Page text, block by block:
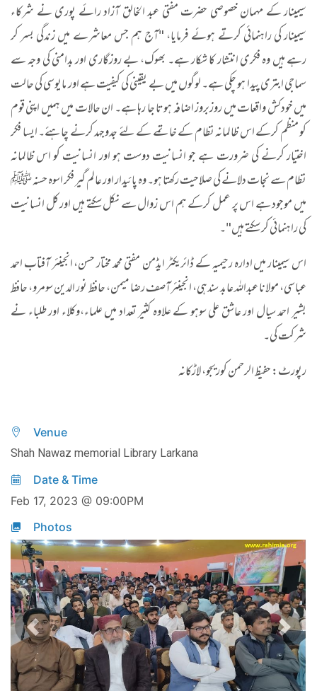
سیمینار کے مہمان خصوصی حضرت مفتی عبد الخالق آزاد رائے پوری نے شرکاء
سیمینار کی راہنمائی کرتے ہوئے فرمايا، "آج ہم جس معاشرے میں زندگی بسر کر
رہے ہیں وہ فکری انتشار کا شکار ہے۔ بھوک، بے روزگاری اور بدامنی کی وجہ سے
سماجی ابتری پیدا ہو چکی ہے۔ لوگوں میں بے یقینی کی کیفیت ہے اور مایوسی کی حالت
میں خودکش واقعات میں روزبروز اضافہ ہوتا جا رہا ہے۔ ان حالات میں ہمیں اپنی قوم
کو منظم کرکے اس ظالمانہ نظام کے خاتمے کے لئے جدوجہد کرنے چاہئے۔ ایسا فکر
اختیار کرنے کی ضرورت ہے جو انسانیت دوست ہو اور انسانیت کو اس ظالمانہ
نظام سے نجات دلانے کی صلاحیت رکھتا ہو۔ وہ پائیدار اور عالم گیر فکر اسوہ حسنہ ﷺ
میں موجود ہے اس پر عمل کرکے ہم اس زوال سے نکل سکتے ہیں اور کل انسانیت
کی راہنمائی کر سکتے ہیں"۔
اس سیمینار میں ادارہ رحیمیہ کے ڈائریکٹر ایڈمن مفتی محمد مختار حسن، انجینئر آفتاب احمد
عباسی، مولانا عبدالله عابد سندهی، انجینئرآصف رضا میمن، حافظ نور الدين سومرو، حافظ
بشیر احمد سیال اور عاشق علی سوہو کے علاوہ کثیر تعداد میں علماء،وکلاء اور طلباء نے
شرکت کی۔
رپورٹ: حفیظ الرحمن کوریجو، لاڑکانہ
Venue
Shah Nawaz memorial Library Larkana
Date & Time
Feb 17, 2023 @ 09:00PM
Photos
Previous Next